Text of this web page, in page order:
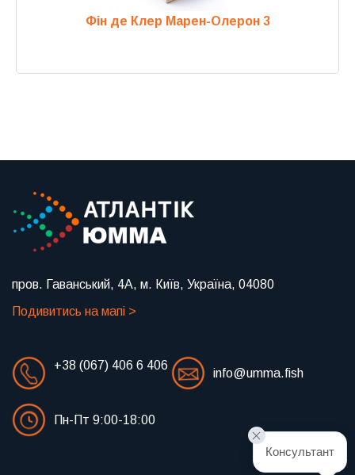
Фін де Клер Марен-Олерон 3
пров. Гаванський, 4А, м. Київ, Україна, 04080
Подивитись на мапі >
+38 (067) 406 6 406
info@umma.fish
Пн-Пт 9:00-18:00
Консультант